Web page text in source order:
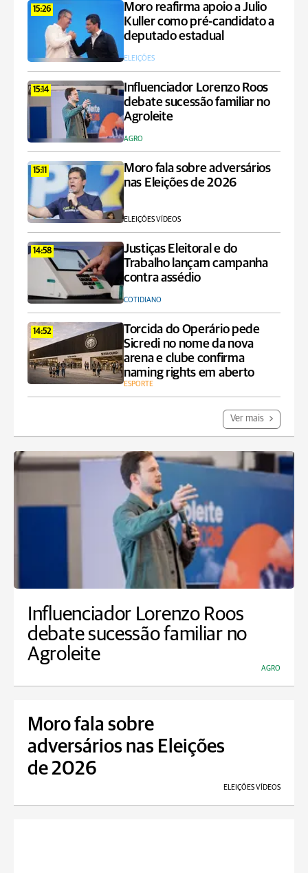
15:26
Moro reafirma apoio a Julio
Kuller como pré-candidato a
deputado estadual
ELEIÇÕES
15:14
Influenciador Lorenzo Roos
debate sucessão familiar no
Agroleite
AGRO
15:11
Moro fala sobre adversários
nas Eleições de 2026
ELEIÇÕES VÍDEOS
14:58
Justiças Eleitoral e do
Trabalho lançam campanha
contra assédio
COTIDIANO
14:52
Torcida do Operário pede
Sicredi no nome da nova
arena e clube confirma
naming rights em aberto
ESPORTE
Ver mais
Influenciador Lorenzo Roos
debate sucessão familiar no
Agroleite
AGRO
Moro fala sobre
adversários nas Eleições
de 2026
ELEIÇÕES VÍDEOS